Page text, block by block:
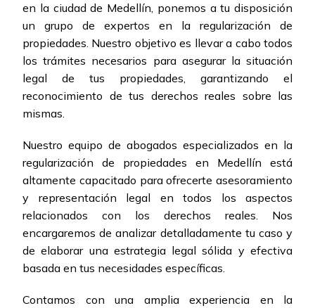
en la ciudad de Medellín, ponemos a tu disposición
un grupo de expertos en la regularización de
propiedades. Nuestro objetivo es llevar a cabo todos
los trámites necesarios para asegurar la situación
legal de tus propiedades, garantizando el
reconocimiento de tus derechos reales sobre las
mismas.
Nuestro equipo de abogados especializados en la
regularización de propiedades en Medellín está
altamente capacitado para ofrecerte asesoramiento
y representación legal en todos los aspectos
relacionados con los derechos reales. Nos
encargaremos de analizar detalladamente tu caso y
de elaborar una estrategia legal sólida y efectiva
basada en tus necesidades específicas.
Contamos con una amplia experiencia en la